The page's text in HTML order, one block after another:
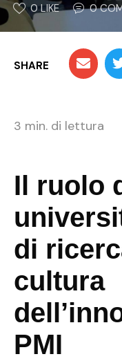
0 LIKE 0
SHARE
3 min. di lettura
Il ruolo
di
cultura
PMI